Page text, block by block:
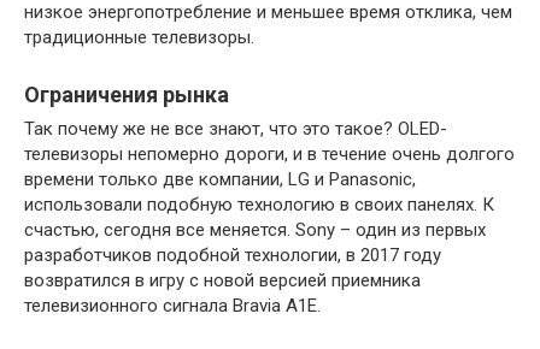
низкое энергопотребление и меньшее время отклика, чем
традиционные телевизоры.
Ограничения рынка
Так почему же не все знают, что это такое? OLED-
телевизоры непомерно дороги, и в течение очень долгого
времени только две компании, LG и Panasonic,
использовали подобную технологию в своих панелях. К
счастью, сегодня все меняется. Sony – один из первых
разработчиков подобной технологии, в 2017 году
возвратился в игру с новой версией приемника
телевизионного сигнала Bravia A1E.